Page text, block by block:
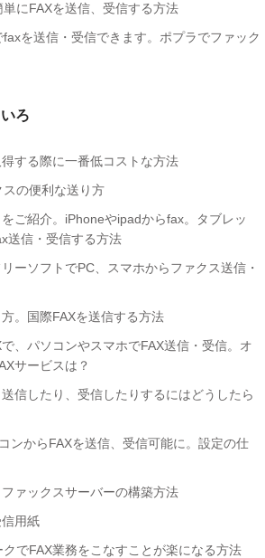
にFAXを送信、受信する方法
を送信・受信できます。ポプラでファック
ろ
する際に一番低コストな方法
の便利な送り方
ご紹介。iPhoneやipadからfax。タブレッ
送信・受信する方法
ーソフトでPC、スマホからファクス送信・
。国際FAXを送信する方法
、パソコンやスマホでFAX送信・受信。オ
サービスは？
信したり、受信したりするにはどうしたら
ンからFAXを送信、受信可能に。設定の仕
ァックスサーバーの構築方法
用紙
でFAX業務をこなすことが楽になる方法